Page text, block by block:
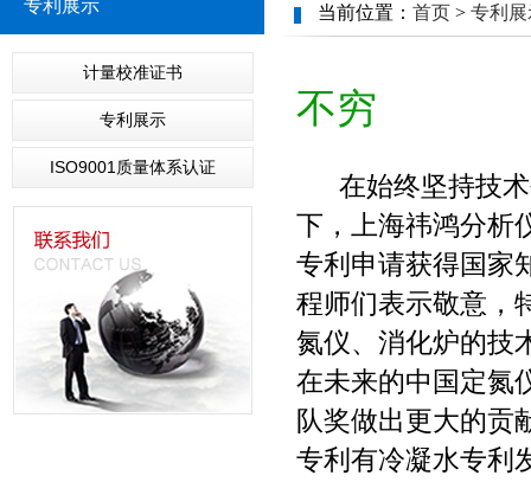
专利展示
计量校准证书
专利展示
ISO9001质量体系认证
当前位置： 首页 > 专利展
不穷
在始终坚持技术
下，上海祎鸿分析
专利申请获得国家
程师们表示敬意，
氮仪、消化炉的技
在未来的中国定氮
队奖做出更大的贡
专利有冷凝水专利